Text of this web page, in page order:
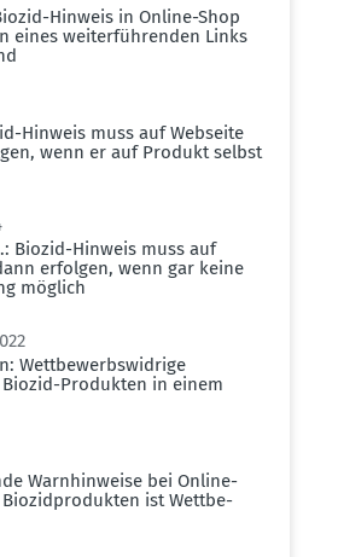
Hinweis in Online-Shop
eines weiter­füh­renden Links
Hinweis muss auf Webseite
wenn er auf Produkt selbst
Biozid-Hinweis muss auf
erfolgen, wenn gar keine
möglich
Wettbe­werbs­widrige
Produkten in einem
Warnhin­weise bei Online-
Biozid­pro­dukten ist Wettbe­